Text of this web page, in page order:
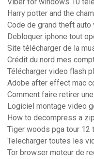
Viber for windows 10
Harry potter and the
Code de grand theft auto
Debloquer iphone tout
Site télécharger de la
Crédit du nord mes
Télécharger video flash
Adobe after effect mac
Comment faire retirer
Logiciel montage video
How to decompress a
Tiger woods pga tour 12
Telecharger toutes les
Tor browser moteur de